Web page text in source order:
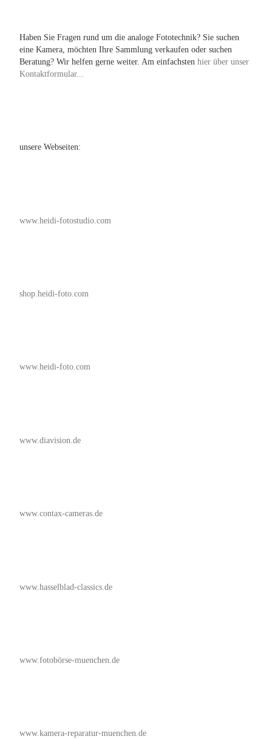
Haben Sie Fragen rund um die analoge Fototechnik? Sie suchen
eine Kamera, möchten Ihre Sammlung verkaufen oder suchen
Beratung? Wir helfen gerne weiter. Am einfachsten hier über unser
Kontaktformular...
unsere Webseiten:
www.heidi-fotostudio.com
shop.heidi-foto.com
www.heidi-foto.com
www.diavision.de
www.contax-cameras.de
www.hasselblad-classics.de
www.fotobörse-muenchen.de
www.kamera-reparatur-muenchen.de